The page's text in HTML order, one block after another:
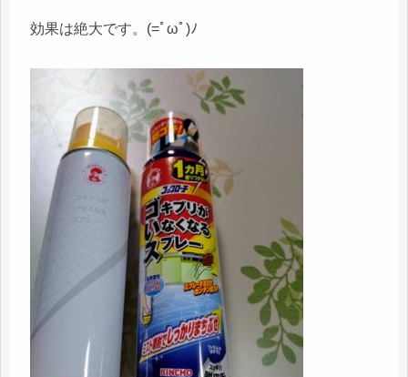
効果は絶大です。(=ﾟωﾟ)ﾉ